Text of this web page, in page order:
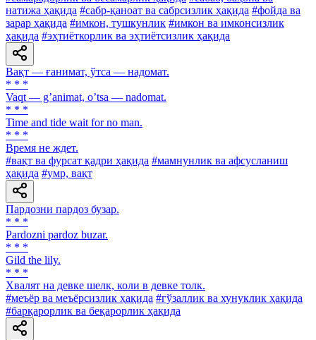
натижа ҳақида #сабр-қаноат ва сабрсизлик ҳақида #фойда ва
зарар ҳақида #имкон, тушкунлик #имкон ва имконсизлик
ҳақида #эҳтиёткорлик ва эҳтиётсизлик ҳақида
Вақт — ғанимат, ўтса — надомат.
* * *
Vaqt — gʼanimat, oʼtsa — nadomat.
* * *
Time and tide wait for no man.
* * *
Время не ждет.
#вақт ва фурсат қадри ҳақида #мамнунлик ва афсусланиш
ҳақида #умр, вақт
Пардозни пардоз бузар.
* * *
Pardozni pardoz buzar.
* * *
Gild the lily.
* * *
Хвалят на девке шелк, коли в девке толк.
#меъёр ва меъёрсизлик ҳақида #гўзаллик ва хунуклик ҳақида
#барқарорлик ва беқарорлик ҳақида